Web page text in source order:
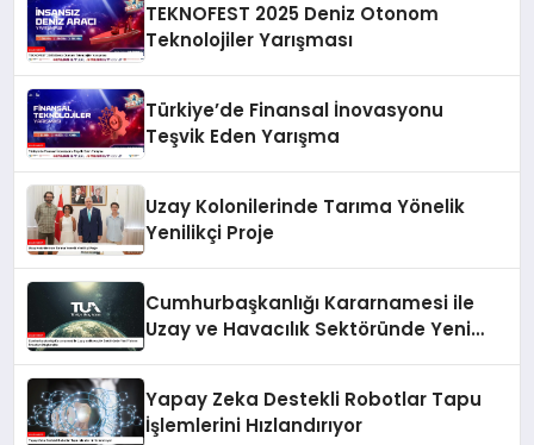
TEKNOFEST 2025 Deniz Otonom
Teknolojiler Yarışması
Türkiye’de Finansal İnovasyonu
Teşvik Eden Yarışma
Uzay Kolonilerinde Tarıma Yönelik
Yenilikçi Proje
Cumhurbaşkanlığı Kararnamesi ile
Uzay ve Havacılık Sektöründe Yeni
Yapay Zeka Destekli Robotlar Tapu
İşlemlerini Hızlandırıyor